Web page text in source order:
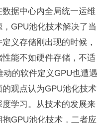
据中心内全局统一运维
GPU池化技术解决了当
义存储刚出现的时候，
能不如硬件存储，不适
的软件定义GPU也遭遇
观点认为GPU池化技术
学习。从技术的发展来
GPU池化技术，二者应